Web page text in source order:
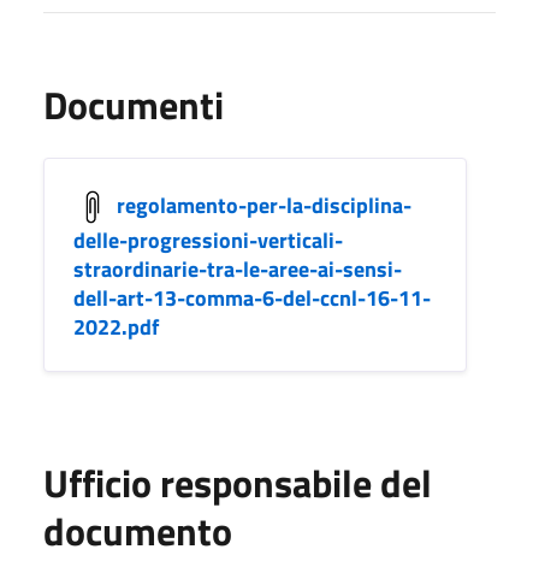
Documenti
regolamento-per-la-disciplina-
delle-progressioni-verticali-
straordinarie-tra-le-aree-ai-sensi-
dell-art-13-comma-6-del-ccnl-16-11-
2022.pdf
Ufficio responsabile del
documento